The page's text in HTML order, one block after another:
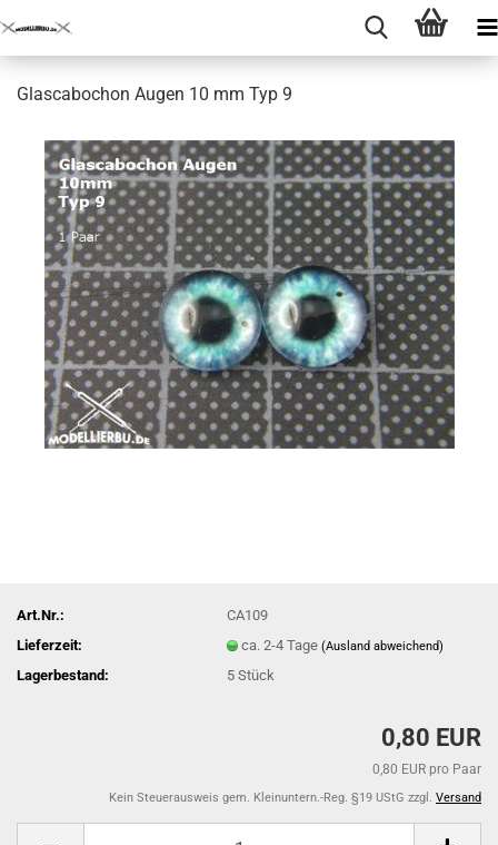
Glascabochon Augen 10 mm Typ 9
Art.Nr.:
CA109
Lieferzeit:
ca. 2-4 Tage(Ausland abweichend)
Lagerbestand: 5Stück
0,80 EUR
0,80 EUR pro Paar
Kein Steuerausweis gem. Kleinuntern.-Reg. §19 UStG zzgl. Versand